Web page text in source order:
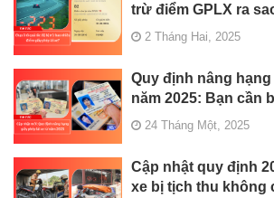
trừ điểm GPLX ra
2 Tháng Hai, 2025
Quy định nâng
năm 2025: Bạn cần
24 Tháng Một, 2025
Cập nhật quy định
xe bị tịch thu không